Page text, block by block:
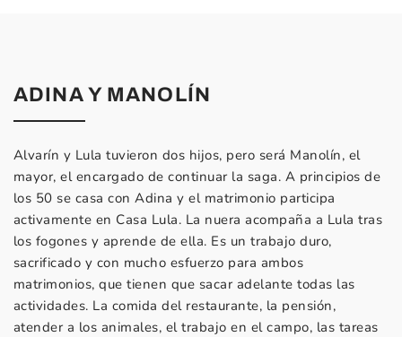
ADINA Y MANOLÍN
Alvarín y Lula tuvieron dos hijos, pero será Manolín, el
mayor, el encargado de continuar la saga. A principios de
los 50 se casa con Adina y el matrimonio participa
activamente en Casa Lula. La nuera acompaña a Lula tras
los fogones y aprende de ella. Es un trabajo duro,
sacrificado y con mucho esfuerzo para ambos
matrimonios, que tienen que sacar adelante todas las
actividades. La comida del restaurante, la pensión,
atender a los animales, el trabajo en el campo, las tareas